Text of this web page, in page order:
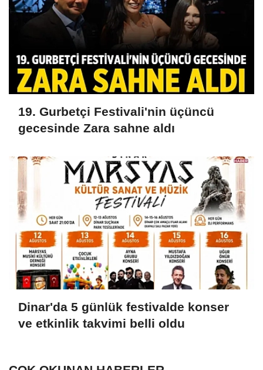
19. Gurbetçi Festivali'nin üçüncü
gecesinde Zara sahne aldı
Dinar'da 5 günlük festivalde konser
ve etkinlik takvimi belli oldu